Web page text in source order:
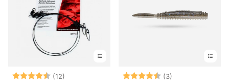
Betyg: (12)
4.8 utav 5 stjärnorBetyg: (3)